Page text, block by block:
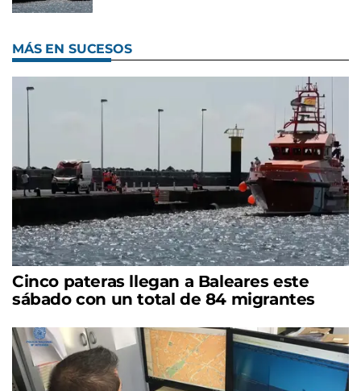
MÁS EN SUCESOS
Cinco pateras llegan a Baleares este
sábado con un total de 84 migrantes